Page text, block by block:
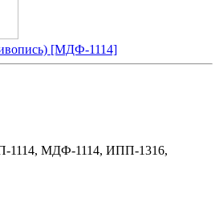
[МДФ-1114]
1114, МДФ-1114, ИПП-1316,